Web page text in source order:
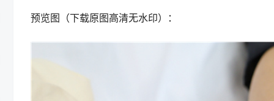
预览图（下载原图高清无水印）：